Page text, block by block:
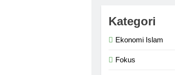
Kategori
Ekonomi Islam
Fokus